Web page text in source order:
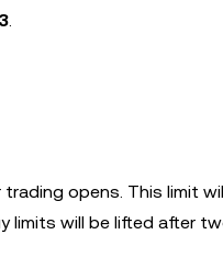
.
opens. This limit
limits will be lifted after